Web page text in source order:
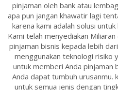
pinjaman oleh bank atau
apa pun jangan khawatir lagi
karena kami adalah solusi
Kami telah menyediakan
pinjaman bisnis kepada lebih
menggunakan teknologi risiko
untuk memberi Anda pinjaman
Anda dapat tumbuh urusanmu.
untuk semua jenis dengan